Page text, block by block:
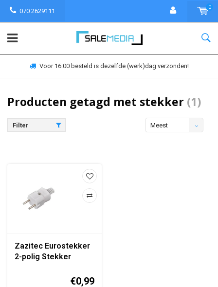
070 2629111
0
Voor 16:00 besteld is dezelfde (werk)dag verzonden!
Producten getagd met stekker (1)
Filter
Meest
Zazitec Eurostekker
2-polig Stekker
€0,99